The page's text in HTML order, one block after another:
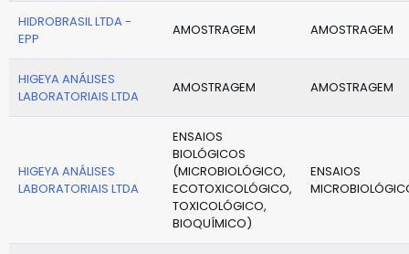
HIDROBRASIL LTDA -
EPP
AMOSTRAGEM AMOSTRAGEM
HIGEYA ANÁLISES
LABORATORIAIS LTDA
AMOSTRAGEM AMOSTRAGEM
HIGEYA ANÁLISES
LABORATORIAIS LTDA
ENSAIOS
BIOLÓGICOS
(MICROBIOLÓGICO,
ECOTOXICOLÓGICO,
TOXICOLÓGICO,
BIOQUÍMICO)
ENSAIOS